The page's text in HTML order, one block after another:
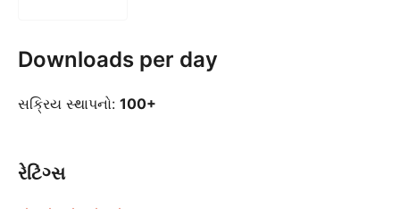
Downloads per day
સક્રિય સ્થાપનો: 100+
રેટિંગ્સ